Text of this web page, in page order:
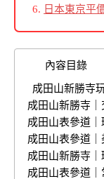
日本東京平
內容目錄
成田山新勝寺
成田山新勝寺｜
成田山表參道｜
成田山表參道｜
成田山新勝寺｜
成田山表參道｜